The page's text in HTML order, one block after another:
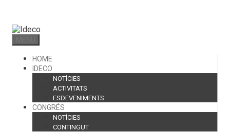
content
HOME
IDECO
NOTÍCIES
ACTIVITATS
ESDEVENIMENTS
CONGRÉS
NOTÍCIES
CONTINGUT